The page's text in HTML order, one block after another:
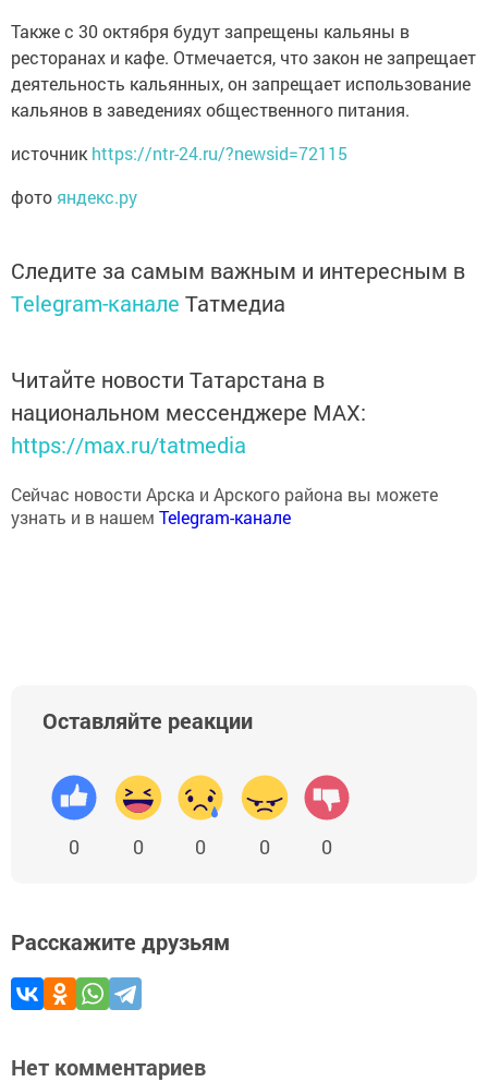
Также с 30 октября будут запрещены кальяны в
ресторанах и кафе. Отмечается, что закон не запрещает
деятельность кальянных, он запрещает использование
кальянов в заведениях общественного питания.
источник https://ntr-24.ru/?newsid=72115
фото яндекс.ру
Следите за самым важным и интересным в
Telegram-канале Татмедиа
Читайте новости Татарстана в
национальном мессенджере MАХ:
https://max.ru/tatmedia
Сейчас новости Арска и Арского района вы можете
узнать и в нашем Telegram-канале
Оставляйте реакции
0 0 0 0 0
Расскажите друзьям
Нет комментариев